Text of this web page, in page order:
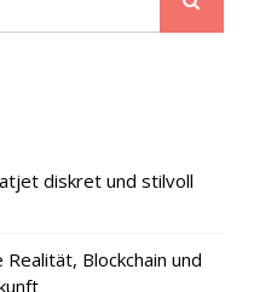
diskret und stilvoll
Blockchain und